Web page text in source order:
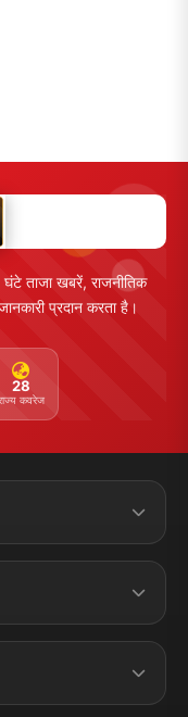
ताजा खबरें, राजनीतिक
प्रदान करता है।
28
कवरेज
Contact Us
Terms &
Conditions